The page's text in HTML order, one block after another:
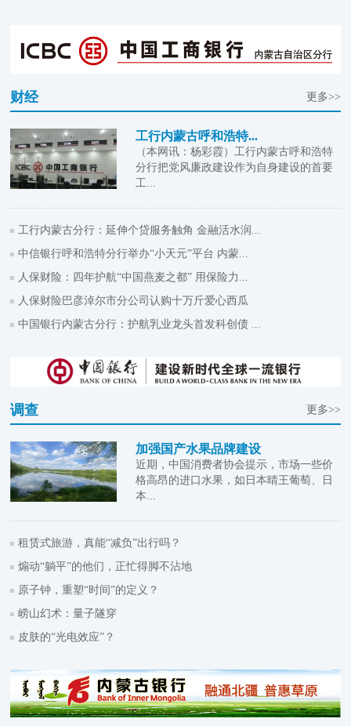
财经 更多>>
工行内蒙古呼和浩特...
（本网讯：杨彩霞）工行内蒙古呼和浩特
分行把党风廉政建设作为自身建设的首要
工...
工行内蒙古分行：延伸个贷服务触角 金融活水润...
中信银行呼和浩特分行举办“小天元”平台 内蒙...
人保财险：四年护航“中国燕麦之都” 用保险力...
人保财险巴彦淖尔市分公司认购十万斤爱心西瓜
中国银行内蒙古分行：护航乳业龙头首发科创债 ...
调查 更多>>
加强国产水果品牌建设
近期，中国消费者协会提示，市场一些价
格高昂的进口水果，如日本晴王葡萄、日
本...
租赁式旅游，真能“减负”出行吗？
煽动“躺平”的他们，正忙得脚不沾地
原子钟，重塑“时间”的定义？
崂山幻术：量子隧穿
皮肤的“光电效应”？